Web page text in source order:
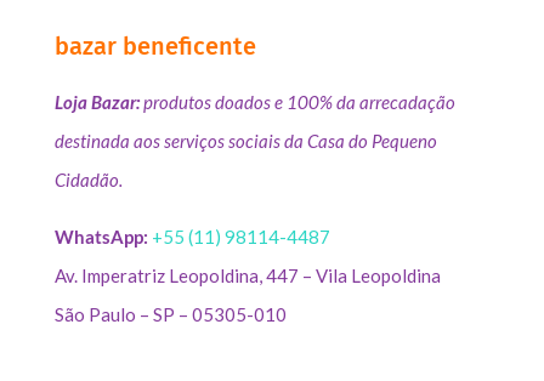
bazar beneficente
Loja Bazar:produtos doados e 100% da arrecadação
destinada aos serviços sociais da Casa do Pequeno
Cidadão.
WhatsApp: +55 (11) 98114-4487
Av. Imperatriz Leopoldina, 447 – Vila Leopoldina
São Paulo – SP – 05305-010